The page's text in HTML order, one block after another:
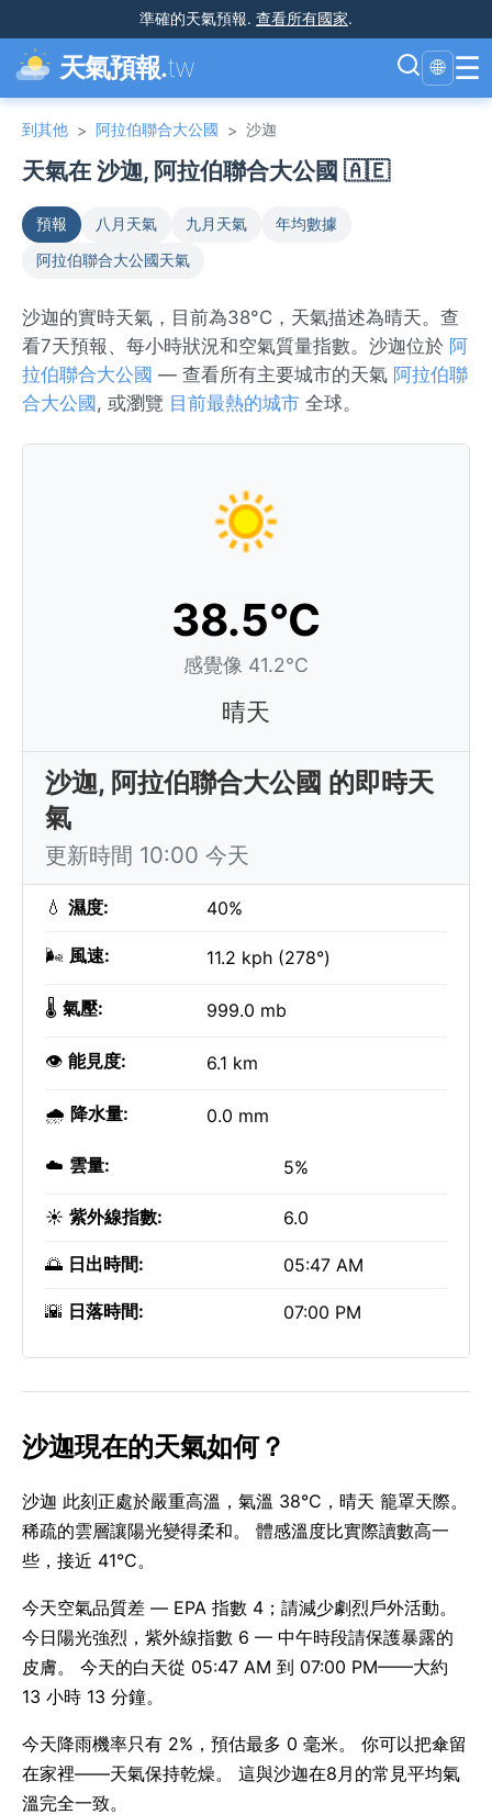
準確的天氣預報. 查看所有國家.
天氣預報.tw 🌐 ☰
到其他 > 阿拉伯聯合大公國 > 沙迦
天氣在 沙迦, 阿拉伯聯合大公國 🇦🇪
預報 八月天氣 九月天氣
年均數據
阿拉伯聯合大公國天氣
沙迦的實時天氣，目前為38°C，天氣描述為晴天。查
看7天預報、每小時狀況和空氣質量指數。沙迦位於 阿
拉伯聯合大公國 — 查看所有主要城市的天氣 阿拉伯聯
合大公國 , 或瀏覽 目前最熱的城市 全球。
38.5°C
感覺像 41.2°C
晴天
沙迦, 阿拉伯聯合大公國 的即時天
氣
更新時間 10:00 今天
💧 濕度: 40%
🌬️ 風速: 11.2 kph (278°)
🌡️ 氣壓: 999.0 mb
👁️ 能見度: 6.1 km
🌧️ 降水量: 0.0 mm
☁️ 雲量: 5%
☀️ 紫外線指數: 6.0
🌅 日出時間: 05:47 AM
🌇 日落時間: 07:00 PM
沙迦現在的天氣如何？
沙迦 此刻正處於嚴重高溫，氣溫 38°C，晴天 籠罩天際。
稀疏的雲層讓陽光變得柔和。 體感溫度比實際讀數高一
些，接近 41°C。
今天空氣品質差 — EPA 指數 4；請減少劇烈戶外活動。
今日陽光強烈，紫外線指數 6 — 中午時段請保護暴露的
皮膚。 今天的白天從 05:47 AM 到 07:00 PM——大約
13 小時 13 分鐘。
今天降雨機率只有 2%，預估最多 0 毫米。 你可以把傘留
在家裡——天氣保持乾燥。 這與沙迦在8月的常見平均氣
溫完全一致。